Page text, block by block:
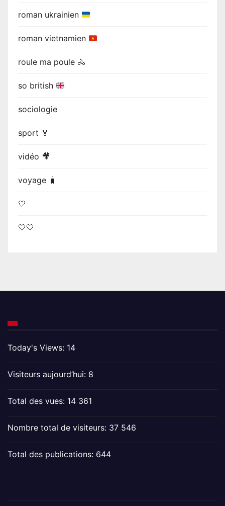
roman ukrainien
roman vietnamien
roule ma poule 🚴
so british
sociologie
sport 🏅
vidéo 🎥
voyage 🧳
🤍
🤍🤍
Today's Views: 14
Visiteurs aujourd’hui: 8
Total des vues: 14 361
Nombre total de visiteurs: 37 546
Total des publications: 644